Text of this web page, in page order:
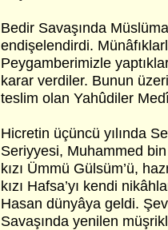
Bedir Savaşında
endişelendirdi.
Peygamberimizle
karar verdiler. Bunun
teslim olan Yahûdiler
Hicretin üçüncü yılında
Seriyyesi, Muhammed
kızı Ümmü Gülsüm’ü,
kızı Hafsa’yı kendi
Hasan dünyâya geldi.
Savaşında yenilen